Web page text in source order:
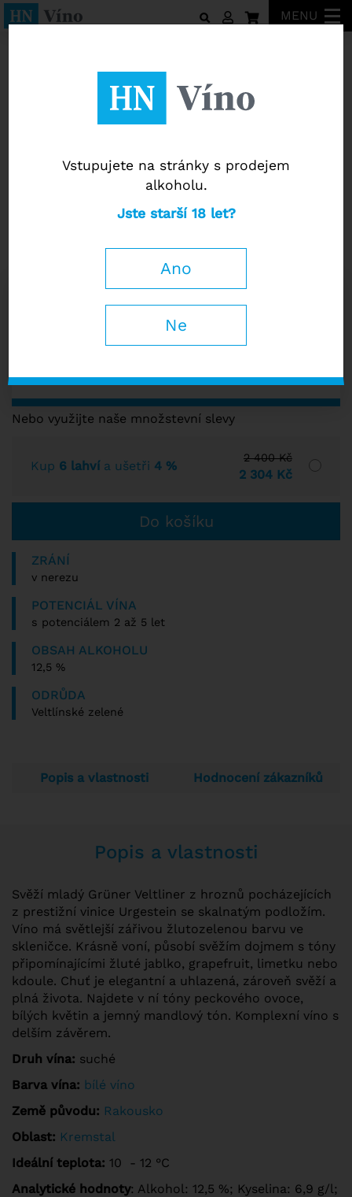
MENU
Grüner Veltliner vom Urgestein
− +
SKLADEM VÍCE NEŽ 10 KS
Nebo využijte naše množstevní slevy
Kup 6 lahvía ušetři 4 %
2 400 Kč
2 304 Kč
ZRÁNÍ
v nerezu
POTENCIÁL VÍNA
s potenciálem 2 až 5 let
OBSAH ALKOHOLU
12,5 %
ODRŮDA
Veltlínské zelené
Popis a vlastnosti Hodnocení zákazníků
Popis a vlastnosti
Svěží mladý Grüner Veltliner z hroznů pocházejících
z prestižní vinice Urgestein se skalnatým podložím.
Víno má světlejší zářivou žlutozelenou barvu ve
skleničce. Krásně voní, působí svěžím dojmem s tóny
připomínajícími žluté jablko, grapefruit, limetku nebo
kdoule. Chuť je elegantní a uhlazená, zároveň svěží a
plná života. Najdete v ní tóny peckového ovoce,
bílých květin a jemný mandlový tón. Komplexní víno s
delším závěrem.
Druh vína: suché
Barva vína: bílé víno
Země původu: Rakousko
Oblast: Kremstal
Ideální teplota: 10 - 12 °C
Analytické hodnoty: Alkohol: 12,5 %; Kyselina: 6,9 g/l;
Vstupujete na stránky s prodejem
alkoholu.
Jste starší 18 let?
Ano
Ne